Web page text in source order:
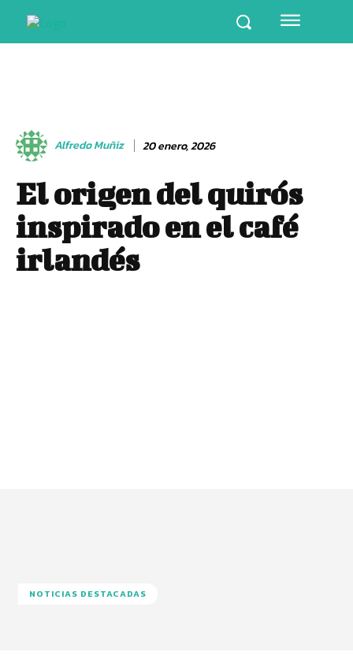
Alfredo Muñiz 20 enero, 2026
El origen del quirós
inspirado en el café
irlandés
NOTICIAS DESTACADAS